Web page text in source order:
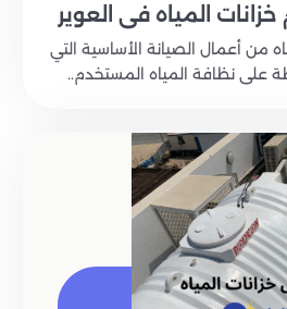
المياه في العوير
من أعمال الصيانة الأساسية التي
على نظافة المياه المستخدم..